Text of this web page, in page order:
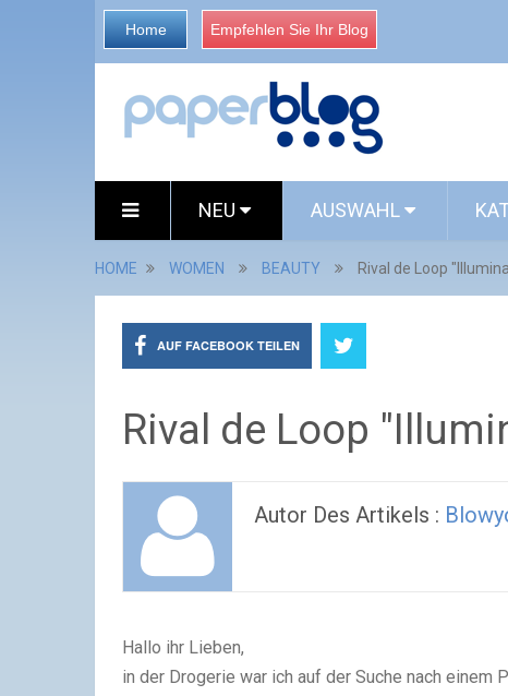
Home Empfehlen Sie Ihr Blog
NEU AUSWAHL
HOME WOMEN BEAUTY Rival de Loop
AUF FACEBOOK TEILEN
Rival de Loop
Autor Des Artikels :
Hallo ihr Lieben,
in der Drogerie war ich auf der Suche nach einem